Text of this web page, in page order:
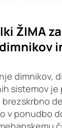
ŽIMA
dimnikov,
sistemov je
v ponudbo